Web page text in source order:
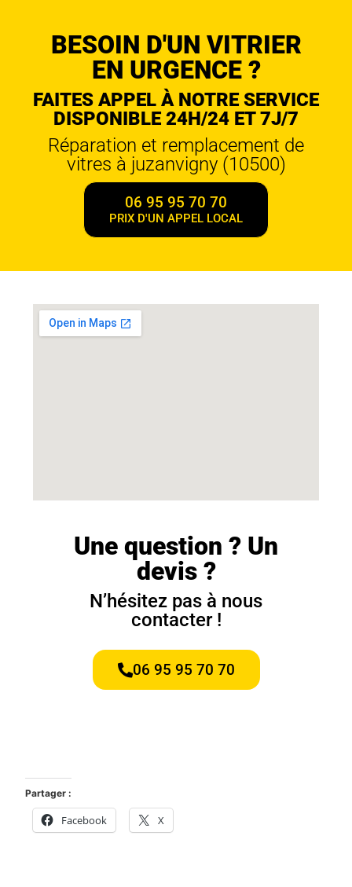
BESOIN D'UN VITRIER
EN URGENCE ?
FAITES APPEL À NOTRE SERVICE
DISPONIBLE 24H/24 ET 7J/7
Réparation et remplacement de
vitres à juzanvigny (10500)
06 95 95 70 70
PRIX D'UN APPEL LOCAL
Une question ? Un
devis ?
N’hésitez pas à nous
contacter !
06 95 95 70 70
Partager :
Facebook X